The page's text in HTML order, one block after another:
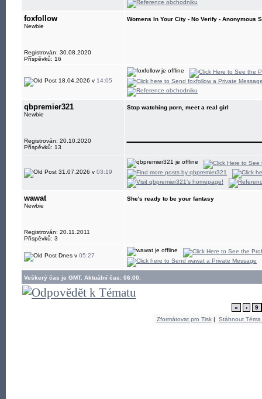
foxfollow
Newbie
Registrován: 30.08.2020
Příspěvků: 16
Womens In Your City - No Verify - Anonymous
18.04.2026 v 14:05
qbpremier321
Newbie
Registrován: 20.10.2020
Příspěvků: 13
Stop watching porn, meet a real girl
31.07.2026 v 03:19
wawat
Newbie
Registrován: 20.11.2011
Příspěvků: 3
She's ready to be your fantasy
Dnes v 05:27
Veškerý čas je GMT. Aktuální čas: 06:00.
« ‹
9
Zformátovat pro Tisk| Stáhnout Téma